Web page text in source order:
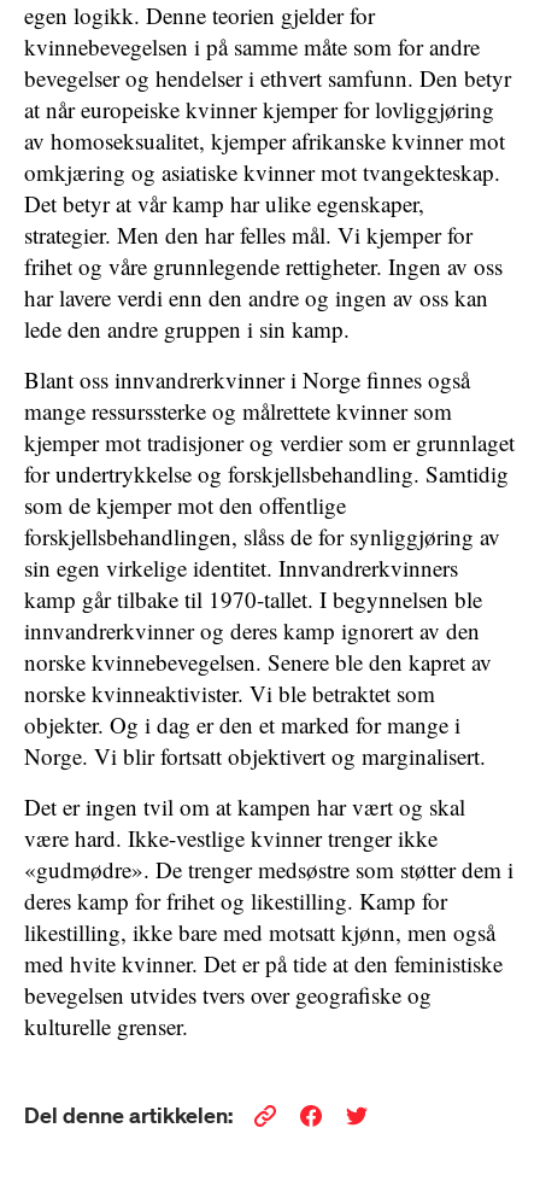
egen logikk. Denne teorien gjelder for
kvinnebevegelsen i på samme måte som for andre
bevegelser og hendelser i ethvert samfunn. Den betyr
at når europeiske kvinner kjemper for lovliggjøring
av homoseksualitet, kjemper afrikanske kvinner mot
omkjæring og asiatiske kvinner mot tvangekteskap.
Det betyr at vår kamp har ulike egenskaper,
strategier. Men den har felles mål. Vi kjemper for
frihet og våre grunnlegende rettigheter. Ingen av oss
har lavere verdi enn den andre og ingen av oss kan
lede den andre gruppen i sin kamp.
Blant oss innvandrerkvinner i Norge finnes også
mange ressurssterke og målrettete kvinner som
kjemper mot tradisjoner og verdier som er grunnlaget
for undertrykkelse og forskjellsbehandling. Samtidig
som de kjemper mot den offentlige
forskjellsbehandlingen, slåss de for synliggjøring av
sin egen virkelige identitet. Innvandrerkvinners
kamp går tilbake til 1970-tallet. I begynnelsen ble
innvandrerkvinner og deres kamp ignorert av den
norske kvinnebevegelsen. Senere ble den kapret av
norske kvinneaktivister. Vi ble betraktet som
objekter. Og i dag er den et marked for mange i
Norge. Vi blir fortsatt objektivert og marginalisert.
Det er ingen tvil om at kampen har vært og skal
være hard. Ikke-vestlige kvinner trenger ikke
«gudmødre». De trenger medsøstre som støtter dem i
deres kamp for frihet og likestilling. Kamp for
likestilling, ikke bare med motsatt kjønn, men også
med hvite kvinner. Det er på tide at den feministiske
bevegelsen utvides tvers over geografiske og
kulturelle grenser.
Del denne artikkelen: